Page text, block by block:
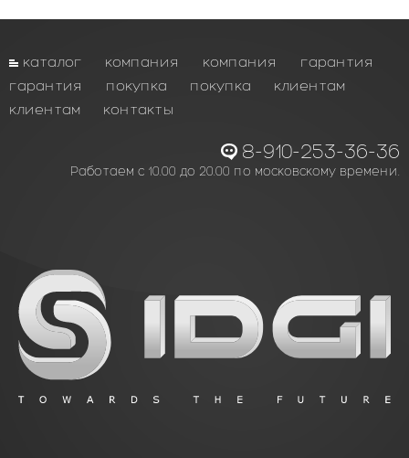
каталог компания компания
гарантия
гарантия
покупка покупка
клиентам
клиентам
контакты
8-910-253-36-36
Работаем с 10.00 до 20.00 по московскому времени.